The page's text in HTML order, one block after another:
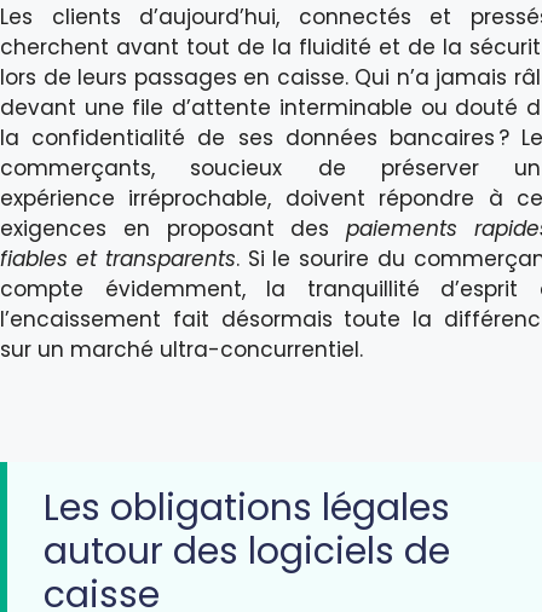
Les clients d’aujourd’hui, connectés et
cherchent avant tout de la fluidité et de la
lors de leurs passages en caisse. Qui n’a jamais
devant une file d’attente interminable ou douté
la confidentialité de ses données bancaires ?
commerçants, soucieux de préserver
expérience irréprochable, doivent répondre à
exigences en proposant despaiements
fiables et transparents. Si le sourire du
compte évidemment, la tranquillité d’esprit
l’encaissement fait désormais toute la
sur un marché ultra-concurrentiel.
Les obligations légales
autour des logiciels de
caisse